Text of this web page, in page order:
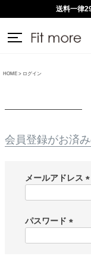
送料一律
HOME ログイン
会員登録がお済
メールアドレス
)
パスワード